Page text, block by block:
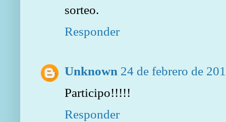
sorteo.
Responder
Unknown 24 de febrero de
Participo!!!!!
Responder